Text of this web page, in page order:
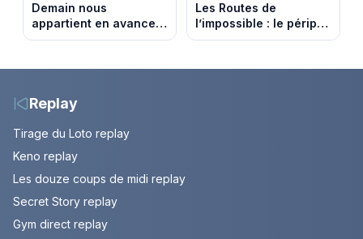
Demain nous
appartient en avance:
Samuel perd le
août 2026.
Les Routes de
l’impossible : le périple
glacial d’une famille
Replay
Tirage du Loto replay
Keno replay
Les douze coups de midi replay
Secret Story replay
Gym direct replay